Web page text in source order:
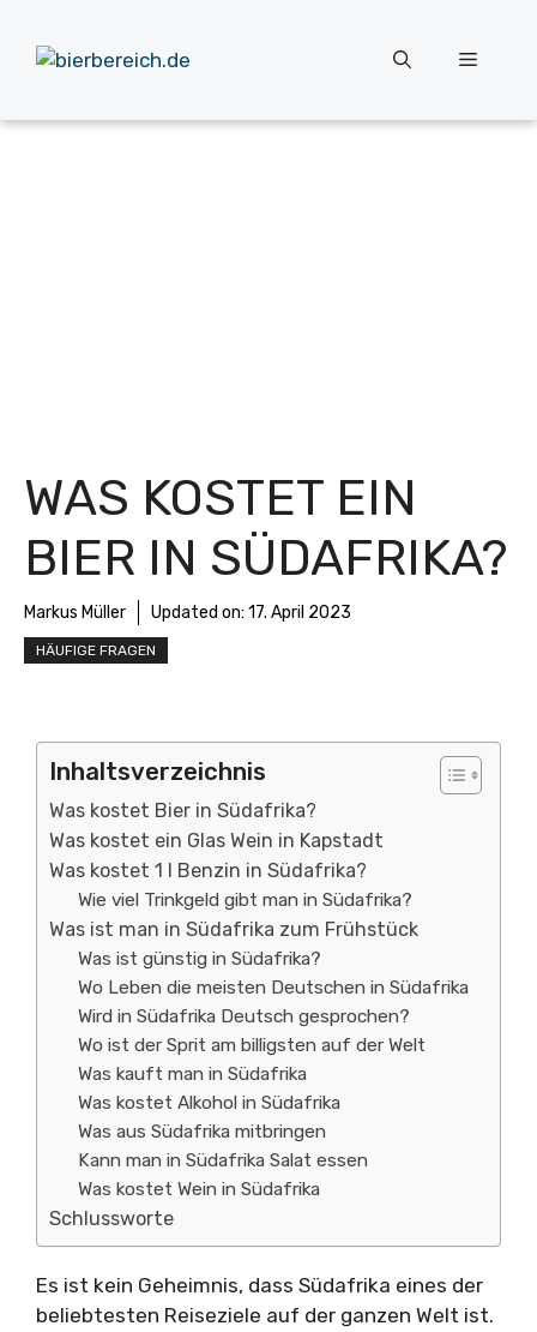
Inhalt
springen
Menü
WAS KOSTET EIN
BIER IN SÜDAFRIKA?
Markus Müller Updated on: 17. April 2023
HÄUFIGE FRAGEN
Inhaltsverzeichnis
Was kostet Bier in Südafrika?
Was kostet ein Glas Wein in Kapstadt
Was kostet 1 l Benzin in Südafrika?
Wie viel Trinkgeld gibt man in Südafrika?
Was ist man in Südafrika zum Frühstück
Was ist günstig in Südafrika?
Wo Leben die meisten Deutschen in Südafrika
Wird in Südafrika Deutsch gesprochen?
Wo ist der Sprit am billigsten auf der Welt
Was kauft man in Südafrika
Was kostet Alkohol in Südafrika
Was aus Südafrika mitbringen
Kann man in Südafrika Salat essen
Was kostet Wein in Südafrika
Schlussworte
Es ist kein Geheimnis, dass Südafrika eines der
beliebtesten Reiseziele auf der ganzen Welt ist.